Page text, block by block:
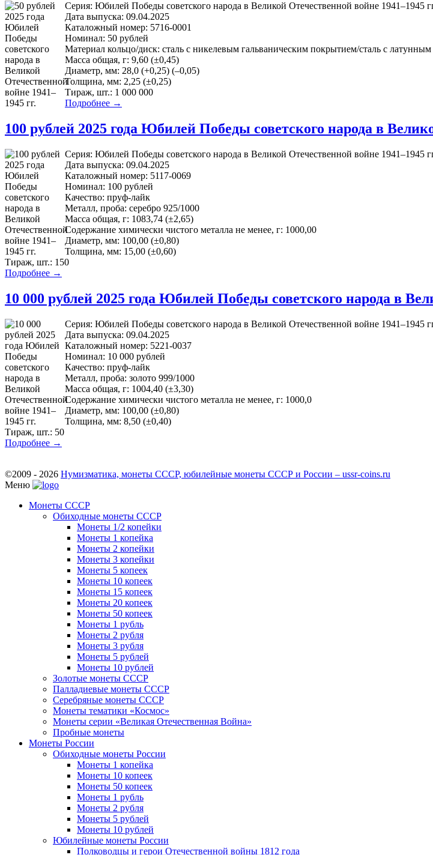
Серия: Юбилей Победы советского народа в Великой Отечественной войне 1941–1945
Дата выпуска: 09.04.2025
Каталожный номер: 5716-0001
Номинал: 50 рублей
Материал кольцо/диск: сталь с никелевым гальваническим покрытием/сталь с
Масса общая, г: 9,60 (±0,45)
Диаметр, мм: 28,0 (+0,25) (–0,05)
Толщина, мм: 2,25 (±0,25)
Тираж, шт.: 1 000 000
Подробнее →
100 рублей 2025 года Юбилей Победы советского народа в
Серия: Юбилей Победы советского народа в Великой Отечественной войне 1941–1945
Дата выпуска: 09.04.2025
Каталожный номер: 5117-0069
Номинал: 100 рублей
Качество: пруф-лайк
Металл, проба: серебро 925/1000
Масса общая, г: 1083,74 (±2,65)
Содержание химически чистого металла не менее, г: 1000,00
Диаметр, мм: 100,00 (±0,80)
Толщина, мм: 15,00 (±0,60)
Тираж, шт.: 150
Подробнее →
10 000 рублей 2025 года Юбилей Победы советского народа в
Серия: Юбилей Победы советского народа в Великой Отечественной войне 1941–1945
Дата выпуска: 09.04.2025
Каталожный номер: 5221-0037
Номинал: 10 000 рублей
Качество: пруф-лайк
Металл, проба: золото 999/1000
Масса общая, г: 1004,40 (±3,30)
Содержание химически чистого металла не менее, г: 1000,0
Диаметр, мм: 100,00 (±0,80)
Толщина, мм: 8,50 (±0,40)
Тираж, шт.: 50
Подробнее →
©2009 - 2026 Нумизматика, монеты СССР, юбилейные монеты СССР и России – ussr-coins.ru
Меню
Монеты СССР
Обиходные монеты СССР
Монеты 1/2 копейки
Монеты 1 копейка
Монеты 2 копейки
Монеты 3 копейки
Монеты 5 копеек
Монеты 10 копеек
Монеты 15 копеек
Монеты 20 копеек
Монеты 50 копеек
Монеты 1 рубль
Монеты 2 рубля
Монеты 3 рубля
Монеты 5 рублей
Монеты 10 рублей
Золотые монеты СССР
Палладиевые монеты СССР
Серебряные монеты CCCР
Монеты тематики «Космос»
Монеты серии «Великая Отечественная Война»
Пробные монеты
Монеты России
Обиходные монеты России
Монеты 1 копейка
Монеты 10 копеек
Монеты 50 копеек
Монеты 1 рубль
Монеты 2 рубля
Монеты 5 рублей
Монеты 10 рублей
Юбилейные монеты России
Полководцы и герои Отечественной войны 1812 года